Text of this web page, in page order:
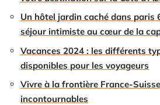
Un hôtel jardin caché dans paris
séjour intimiste au cœur de la
Vacances 2024 : les différents
disponibles pour les voyageurs
Vivre à la frontière France-
incontournables